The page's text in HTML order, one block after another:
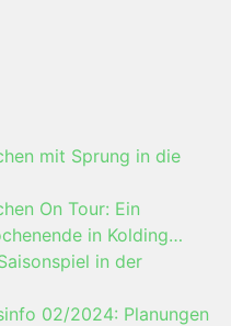
mit Sprung in die
On Tour: Ein
in Kolding…
in der
02/2024: Planungen